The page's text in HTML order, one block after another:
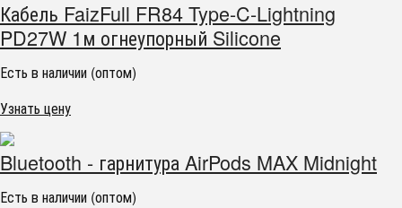
Кабель FaizFull FR84 Type-C-Lightning
PD27W 1м огнеупорный Silicone
Есть в наличии (оптом)
Узнать цену
Bluetooth - гарнитура AirPods MAX Midnight
Есть в наличии (оптом)